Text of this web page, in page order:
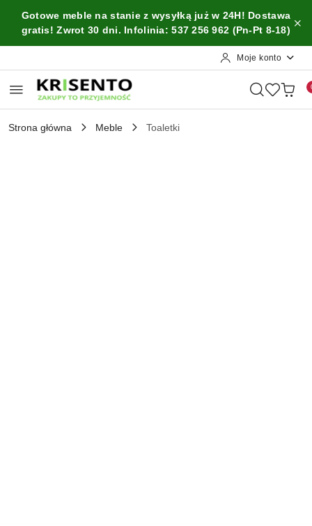
Przejdź do treści głównej
Przejdź do wyszukiwarki
Przejdź do moje konto
Przejdź do menu głównego
Przejdź do opisu produktu
Przejdź do stopki
Gotowe meble na stanie z wysyłką już w 24H! Dostawa
gratis! Zwrot 30 dni. Infolinia: 537 256 962 (Pn-Pt 8-18)
Moje konto
Strona główna Meble Toaletki